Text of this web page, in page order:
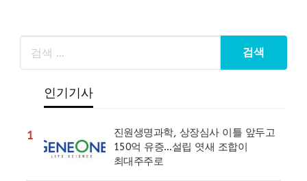
인기기사
1
진원생명과학, 상장심사 이틀 앞두고
150억 유증…설립 엿새 조합이
최대주주로